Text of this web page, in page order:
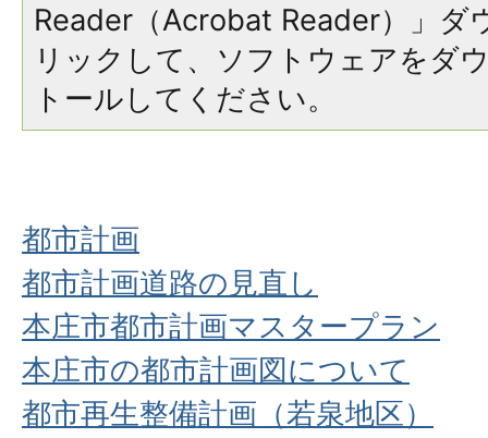
Reader（Acrobat Reader）」ダ
リックして、ソフトウェアをダ
トールしてください。
都市計画
都市計画道路の見直し
本庄市都市計画マスタープラン
本庄市の都市計画図について
都市再生整備計画（若泉地区）